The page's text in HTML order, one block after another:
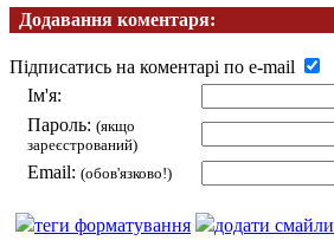
Додавання коментаря:
Підписатись на коментарі по e-mail
Ім'я:
Пароль: (якщо
зареєстрований)
Email: (обов'язково!)
теги форматування додати смайли